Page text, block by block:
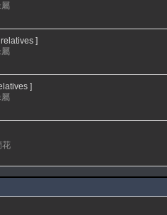
]
]
花